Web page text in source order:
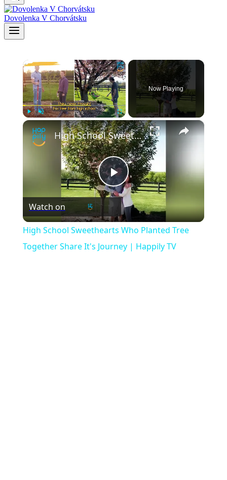
Dovolenka V Chorvátsku
×
Fullscreen
Now Playing
×
Play
Video
High School Sweethearts Who Planted Tree Together Share It's Journey | Happily TV
Watch on
High School Sweethearts Who Planted Tree
Together Share It's Journey | Happily TV